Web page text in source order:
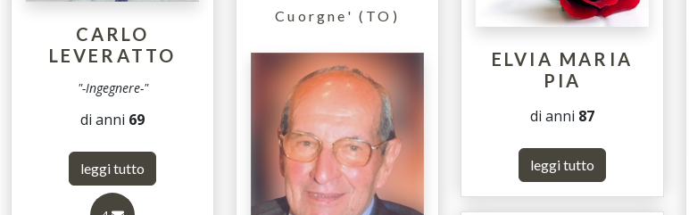
CARLO
LEVERATTO
"-Ingegnere-"
di anni 69
leggi tutto
ELVIA MARIA
PIA
di anni 87
leggi tutto
Cuorgne' (TO)